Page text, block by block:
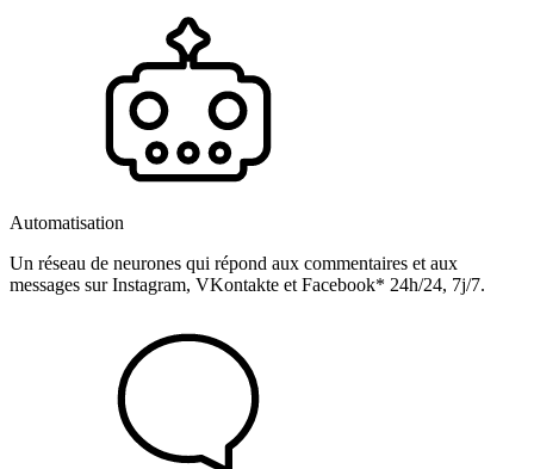
Automatisation
Un réseau de neurones qui répond aux commentaires et aux
messages sur Instagram, VKontakte et Facebook* 24h/24, 7j/7.